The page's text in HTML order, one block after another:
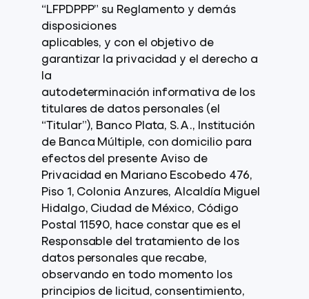
“LFPDPPP” su Reglamento y demás
disposiciones
aplicables, y con el objetivo de
garantizar la privacidad y el derecho a
la
autodeterminación informativa de los
titulares de datos personales (el
“Titular”), Banco Plata, S.A., Institución
de Banca Múltiple, con domicilio para
efectos del presente Aviso de
Privacidad en Mariano Escobedo 476,
Piso 1, Colonia Anzures, Alcaldía Miguel
Hidalgo, Ciudad de México, Código
Postal 11590, hace constar que es el
Responsable del tratamiento de los
datos personales que recabe,
observando en todo momento los
principios de licitud, consentimiento,